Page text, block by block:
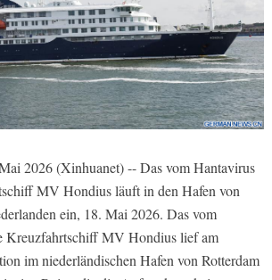
2026 (Xinhuanet) -- Das vom Hantavirus
MV Hondius läuft in den Hafen von
ein, 18. Mai 2026. Das vom
Kreuzfahrtschiff MV Hondius lief am
im niederländischen Hafen von Rotterdam